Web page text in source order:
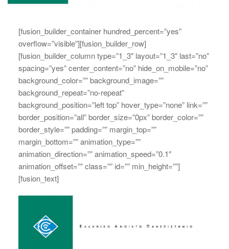
[fusion_builder_container hundred_percent=”yes”
overflow=”visible”][fusion_builder_row]
[fusion_builder_column type=”1_3″ layout=”1_3″ last=”no”
spacing=”yes” center_content=”no” hide_on_mobile=”no”
background_color=”” background_image=””
background_repeat=”no-repeat”
background_position=”left top” hover_type=”none” link=””
border_position=”all” border_size=”0px” border_color=””
border_style=”” padding=”” margin_top=””
margin_bottom=”” animation_type=””
animation_direction=”” animation_speed=”0.1″
animation_offset=”” class=”” id=”” min_height=””]
[fusion_text]